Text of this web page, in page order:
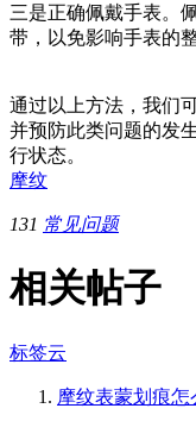
三是正确佩戴手表。
带，以免影响手表的
通过以上方法，我们
并预防此类问题的发
行状态。
摩纹
131 常见问题
相关帖子
标签云
摩纹表蒙划痕怎